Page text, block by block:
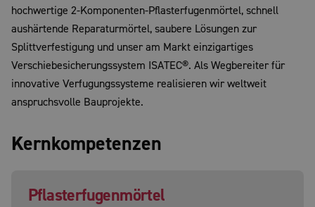
hochwertige 2-Komponenten-Pflasterfugenmörtel, schnell
aushärtende Reparaturmörtel, saubere Lösungen zur
Splittverfestigung und unser am Markt einzigartiges
Verschiebesicherungssystem ISATEC®. Als Wegbereiter für
innovative Verfugungssysteme realisieren wir weltweit
anspruchsvolle Bauprojekte.
Kernkompetenzen
Pflasterfugenmörtel